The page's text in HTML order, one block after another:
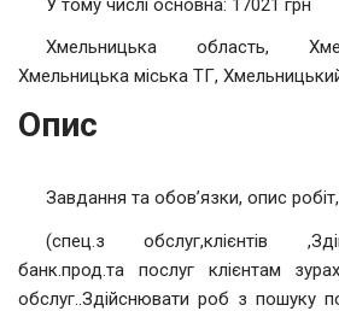
У тому числі основна: 17021 грн
Хмельницька область,
Хмельницька міська ТГ,
Опис
Завдання та обов’язки, опис
(спец.з обслуг,клієнтів
банк.прод.та послуг клієнтам
обслуг..Здійснювати роб з пошуку